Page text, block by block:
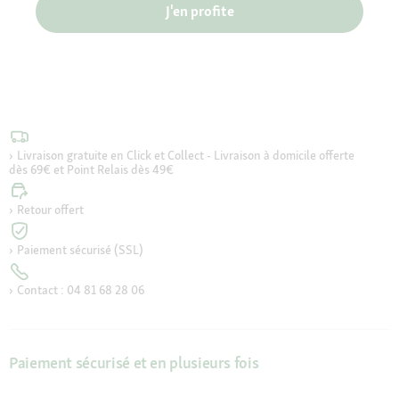
J'en profite
Livraison gratuite en Click et Collect - Livraison à domicile offerte
dès 69€ et Point Relais dès 49€
Retour offert
Paiement sécurisé (SSL)
Contact : 04 81 68 28 06
Paiement sécurisé et en plusieurs fois